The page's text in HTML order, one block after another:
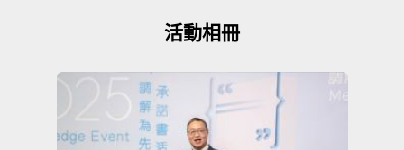
活動相冊